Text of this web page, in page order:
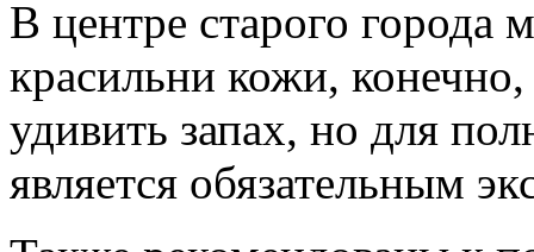
В центре старого города
красильни кожи,
удивить запах, но для
является обязательным